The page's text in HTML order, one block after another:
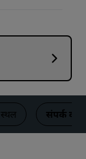
संपर्क करें